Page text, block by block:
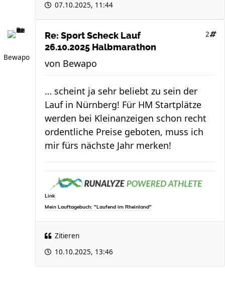
07.10.2025, 11:44
Bewapo
Re: Sport Scheck Lauf
26.10.2025 Halbmarathon
2
von Bewapo
… scheint ja sehr beliebt zu sein der
Lauf in Nürnberg! Für HM Startplätze
werden bei Kleinanzeigen schon recht
ordentliche Preise geboten, muss ich
mir fürs nächste Jahr merken!
Link
Mein Lauftagebuch: "Laufend im Rheinland"
Zitieren
10.10.2025, 13:46